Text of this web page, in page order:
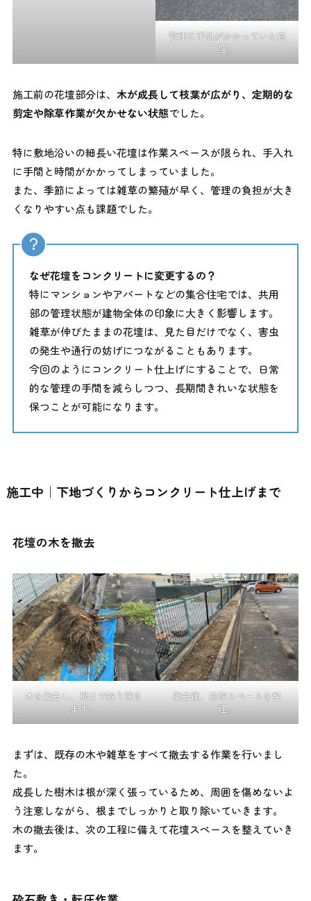
管理に手間がかかっていた花
壇。
施工前の花壇部分は、 木が成長して枝葉が広がり、定期的な
剪定や除草作業が欠かせない状態でした。
特に敷地沿いの細長い花壇は作業スペースが限られ、手入れ
に手間と時間がかかってしまっていました。
また、季節によっては雑草の繁殖が早く、管理の負担が大き
くなりやすい点も課題でした。
なぜ花壇をコンクリートに変更するの？
特にマンションやアパートなどの集合住宅では、共用
部の管理状態が建物全体の印象に大きく影響します。
雑草が伸びたままの花壇は、見た目だけでなく、害虫
の発生や通行の妨げにつながることもあります。
今回のようにコンクリート仕上げにすることで、日常
的な管理の手間を減らしつつ、長期間きれいな状態を
保つことが可能になります。
施工中｜下地づくりからコンクリート仕上げまで
花壇の木を撤去
木を撤去し、根まで取り除き
ます。
撤去後、花壇スペースを整
理。
まずは、既存の木や雑草をすべて撤去する作業を行いまし
た。
成長した樹木は根が深く張っているため、周囲を傷めないよ
う注意しながら、根までしっかりと取り除いていきます。
木の撤去後は、次の工程に備えて花壇スペースを整えていき
ます。